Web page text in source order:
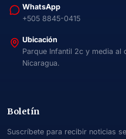
WhatsApp
+505 8845-0415
Ubicación
Parque Infantil 2c y media al
Nicaragua.
Boletín
Suscríbete para recibir noticias